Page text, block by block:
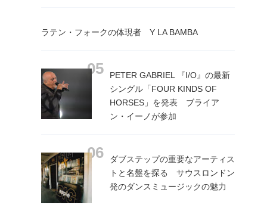
ラテン・フォークの体現者 Y LA BAMBA
PETER GABRIEL 『I/O』の最新
シングル「FOUR KINDS OF
HORSES」を発表 ブライア
ン・イーノが参加
ダブステップの重要なアーティス
トと名盤を探る サウスロンドン
発のダンスミュージックの魅力